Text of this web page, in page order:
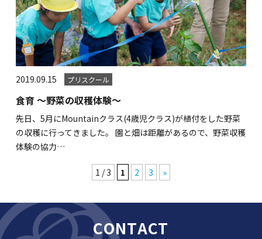
2019.09.15 プリスクール
食育 ～野菜の収穫体験～
先日、5月にMountainクラス(4歳児クラス)が植付をした野菜
の収穫に行ってきました。 園と畑は距離があるので、野菜収穫
体験の協力…
1 / 3 1 2 3 »
CONTACT